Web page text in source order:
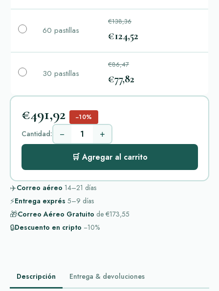
60 pastillas
€138,36
€124,52
30 pastillas
€86,47
€77,82
€491,92 −10%
Cantidad: − +
🛒 Agregar al carrito
✈️Correo aéreo 14–21 días
⚡Entrega exprés 5–9 días
🎁Correo Aéreo Gratuito de €173,55
🔒Descuento en cripto −10%
Descripción Entrega & devoluciones